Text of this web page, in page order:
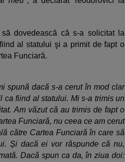
dovedească că s-a solicitat la
al statului şi a primit de fapt o
Funciară.
spună dacă s-a cerut în mod clar
ca fiind al statului. Mi s-a trimis un
Am văzut că au trimis de fapt o
Funciară, nu ceea ce am cerut
către Cartea Funciară în care să
Şi dacă ei vor răspunde că nu,
Dacă spun ca da, în ziua doi: